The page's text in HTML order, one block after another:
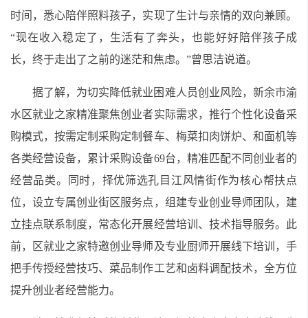
时间，悉心陪伴照料孩子，实现了生计与亲情的双向兼顾。
“现在收入稳定了，生活有了奔头，也能好好陪伴孩子成
长，终于走出了之前的迷茫和焦虑。”曾思洁说道。
据了解，为切实降低就业困难人员创业风险，新余市渝
水区就业之家精准聚焦创业者实际需求，推行个性化设备采
购模式，按需定制采购定制餐车、梅菜扣肉饼炉、和面机等
各类经营设备，累计采购设备69台，精准匹配不同创业者的
经营品类。同时，择优筛选孔目江风情街作为核心帮扶点
位，设立专属创业街区服务点，组建专业创业导师团队，建
立挂点联系制度，常态化开展经营培训、技术指导服务。此
前，区就业之家特邀创业导师及专业厨师开展线下培训，手
把手传授经营技巧、菜品制作工艺和卤料调配技术，全方位
提升创业者经营能力。